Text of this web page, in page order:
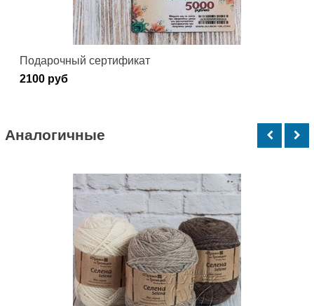
Подарочный сертификат
2100 руб
Аналогичные